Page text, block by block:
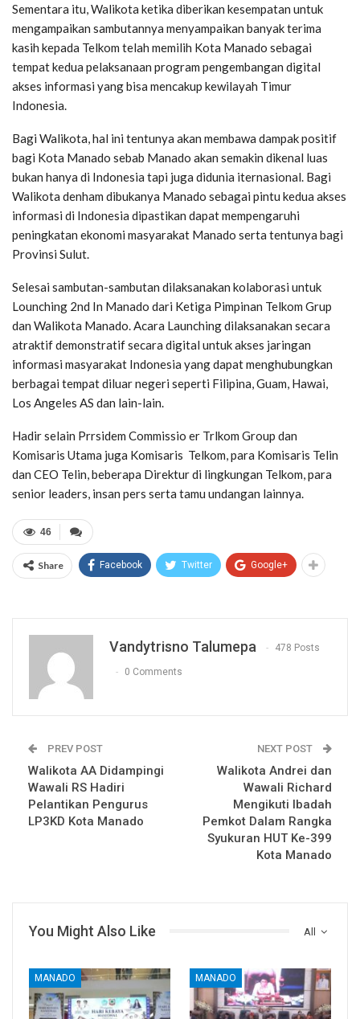
Sementara itu, Walikota ketika diberikan kesempatan untuk
mengampaikan sambutannya menyampaikan banyak terima
kasih kepada Telkom telah memilih Kota Manado sebagai
tempat kedua pelaksanaan program pengembangan digital
akses informasi yang bisa mencakup kewilayah Timur
Indonesia.
Bagi Walikota, hal ini tentunya akan membawa dampak positif
bagi Kota Manado sebab Manado akan semakin dikenal luas
bukan hanya di Indonesia tapi juga didunia iternasional. Bagi
Walikota denham dibukanya Manado sebagai pintu kedua akses
informasi di Indonesia dipastikan dapat mempengaruhi
peningkatan ekonomi masyarakat Manado serta tentunya bagi
Provinsi Sulut.
Selesai sambutan-sambutan dilaksanakan kolaborasi untuk
Lounching 2nd In Manado dari Ketiga Pimpinan Telkom Grup
dan Walikota Manado. Acara Launching dilaksanakan secara
atraktif demonstratif secara digital untuk akses jaringan
informasi masyarakat Indonesia yang dapat menghubungkan
berbagai tempat diluar negeri seperti Filipina, Guam, Hawai,
Los Angeles AS dan lain-lain.
Hadir selain Prrsidem Commissio er Trlkom Group dan
Komisaris Utama juga Komisaris Telkom, para Komisaris Telin
dan CEO Telin, beberapa Direktur di lingkungan Telkom, para
senior leaders, insan pers serta tamu undangan lainnya.
46
Share Facebook Twitter Google+
Vandytrisno Talumepa 478 Posts
0 Comments
PREV POST
Walikota AA Didampingi
Wawali RS Hadiri
Pelantikan Pengurus
LP3KD Kota Manado
NEXT POST
Walikota Andrei dan
Wawali Richard
Mengikuti Ibadah
Pemkot Dalam Rangka
Syukuran HUT Ke-399
Kota Manado
All
You Might Also Like
MANADO MANADO